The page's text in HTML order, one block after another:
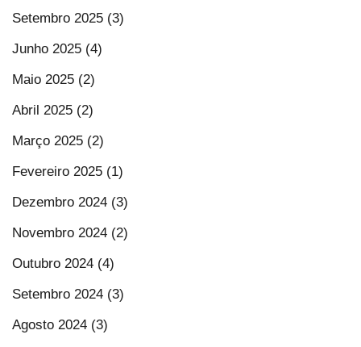
Setembro 2025 (3)
Junho 2025 (4)
Maio 2025 (2)
Abril 2025 (2)
Março 2025 (2)
Fevereiro 2025 (1)
Dezembro 2024 (3)
Novembro 2024 (2)
Outubro 2024 (4)
Setembro 2024 (3)
Agosto 2024 (3)